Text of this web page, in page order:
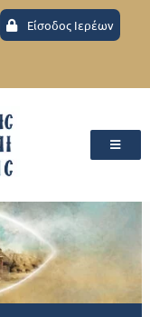
Είσοδος Ιερέων